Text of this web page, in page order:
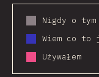
Nigdy o tym
Wiem co to
Używałem